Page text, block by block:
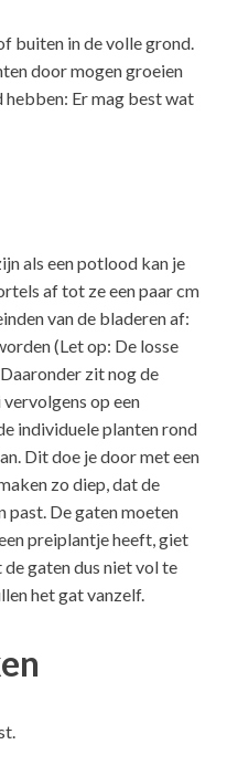
buiten in de volle grond.
door mogen groeien
Er mag best wat
als een potlood kan je
af tot ze een paar cm
van de bladeren af:
(Let op: De losse
zit nog de
op een
individuele planten rond
Dit doe je door met een
zo diep, dat de
past. De gaten moeten
preiplantje heeft, giet
gaten dus niet vol te
het gat vanzelf.